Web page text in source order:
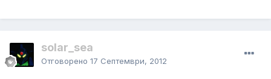
solar_sea
Отговорено 17 Септември, 2012